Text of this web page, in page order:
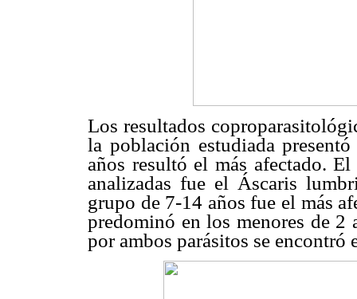
Los resultados
la población estudiada
años resultó el más afectado.
analizadas fue el Áscaris
grupo de 7-14 años fue el más
predominó en los menores de
por ambos parásitos se encontró